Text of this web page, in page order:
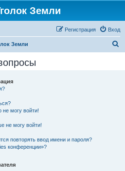
Земли
Вход
Регистрация
Земли
не могу войти!
не могу войти!
повторять ввод имени и пароля?
конференции»?